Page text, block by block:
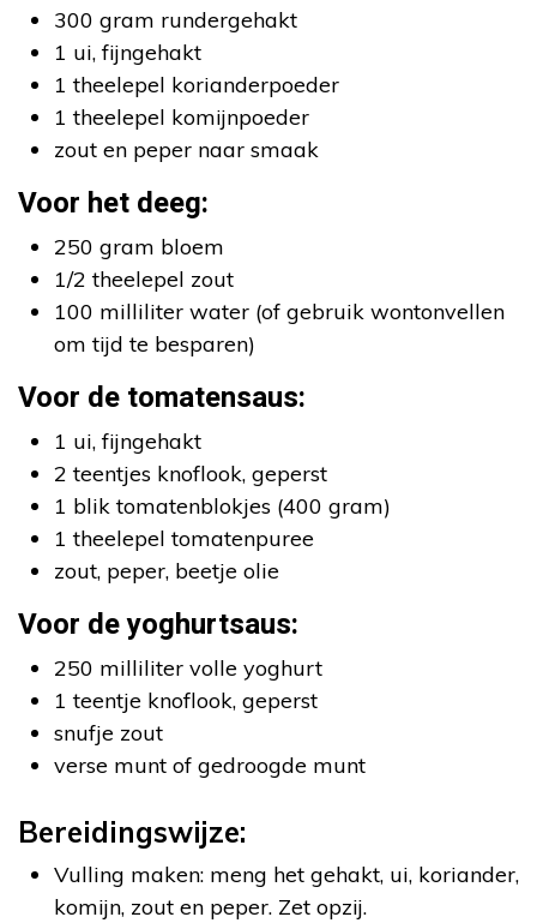
300 gram rundergehakt
1 ui, fijngehakt
1 theelepel korianderpoeder
1 theelepel komijnpoeder
zout en peper naar smaak
Voor het deeg:
250 gram bloem
1/2 theelepel zout
100 milliliter water (of gebruik wontonvellen
om tijd te besparen)
Voor de tomatensaus:
1 ui, fijngehakt
2 teentjes knoflook, geperst
1 blik tomatenblokjes (400 gram)
1 theelepel tomatenpuree
zout, peper, beetje olie
Voor de yoghurtsaus:
250 milliliter volle yoghurt
1 teentje knoflook, geperst
snufje zout
verse munt of gedroogde munt
Bereidingswijze:
Vulling maken: meng het gehakt, ui, koriander,
komijn, zout en peper. Zet opzij.